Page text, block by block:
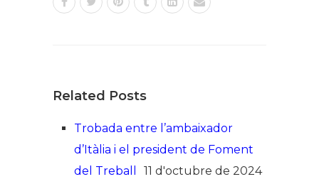
Related Posts
Trobada entre l’ambaixador
d’Itàlia i el president de Foment
del Treball
11 d'octubre de 2024